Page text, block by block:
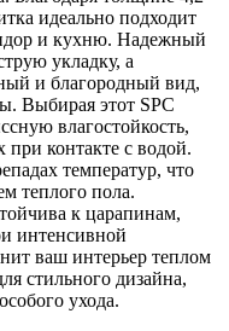
идеально подходит
и кухню. Надежный
укладку, а
и благородный вид,
Выбирая этот SPC
влагостойкость,
контакте с водой.
температур, что
теплого пола.
к царапинам,
интенсивной
ваш интерьер теплом
стильного дизайна,
ухода.